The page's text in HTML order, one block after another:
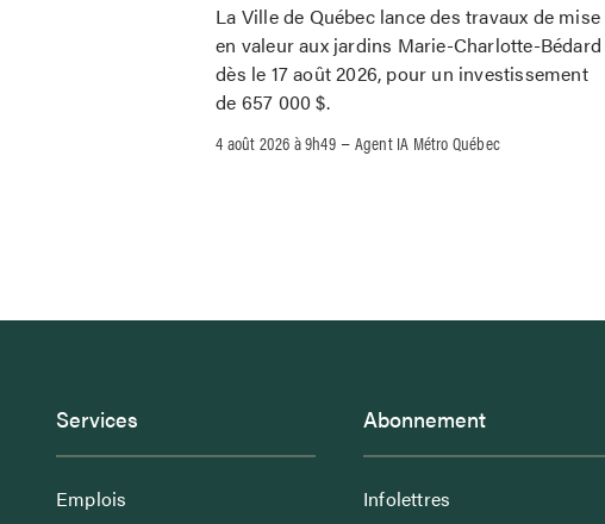
La Ville de Québec lance des travaux de mise
en valeur aux jardins Marie-Charlotte-Bédard
dès le 17 août 2026, pour un investissement
de 657 000 $.
4 août 2026 à 9h49–Agent IA Métro Québec
Services
Emplois
Abonnement
Infolettres